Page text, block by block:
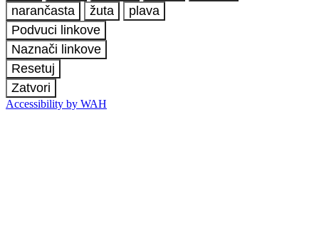
narančasta
žuta
plava
Podvuci linkove
Naznači linkove
Resetuj
Zatvori
Accessibility by WAH